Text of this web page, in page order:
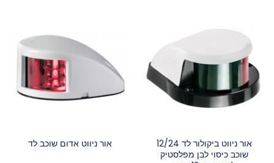
אור ניווט ביקולור לד 12/24
שוכב כיסוי לבן מפלסטיק
אור ניווט אדום שוכב לד